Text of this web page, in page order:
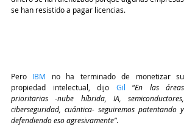
se han resistido a pagar licencias.
Pero IBM
no ha terminado de monetizar su
propiedad intelectual, dijo Gil “En las áreas
prioritarias -nube híbrida, IA, semiconductores,
ciberseguridad, cuántica- seguiremos patentando y
defendiendo eso agresivamente”.